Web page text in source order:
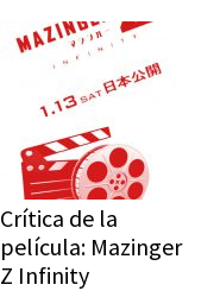
Crítica de la
película: Mazinger
Z Infinity